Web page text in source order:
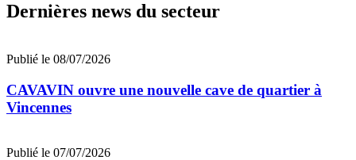
Dernières news du secteur
Publié le 08/07/2026
CAVAVIN ouvre une nouvelle cave de quartier à
Vincennes
Publié le 07/07/2026